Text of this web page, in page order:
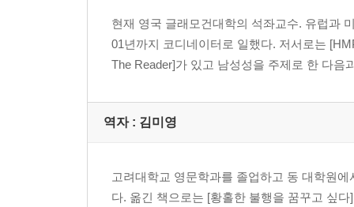
현재 영국 글래모건대학의 석좌교수. 유럽과
01년까지 코디네이터로 일했다. 저서로는
The Reader]가 있고 남성성을 주제로 한 다음
역자 : 김미영
고려대학교 영문학과를 졸업하고 동 대학원
다. 옮긴 책으로는 [황홀한 불행을 꿈꾸고 싶다